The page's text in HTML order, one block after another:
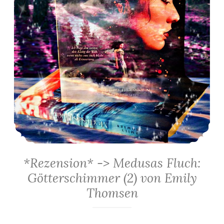
*Rezension* -> Medusas Fluch:
Götterschimmer (2) von Emily
Thomsen